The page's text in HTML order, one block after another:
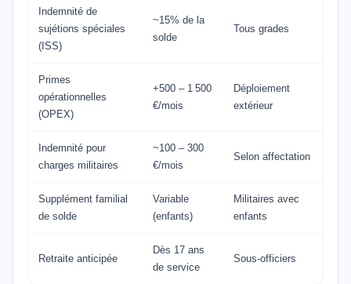
Indemnité de
sujétions spéciales
(ISS)
~15% de la
solde
Tous grades
Primes
opérationnelles
(OPEX)
+500 – 1 500
€/mois
Déploiement
extérieur
Indemnité pour
charges militaires
~100 – 300
€/mois
Selon affectation
Supplément familial
de solde
Variable
(enfants)
Militaires avec
enfants
Retraite anticipée
Dès 17 ans
de service
Sous-officiers